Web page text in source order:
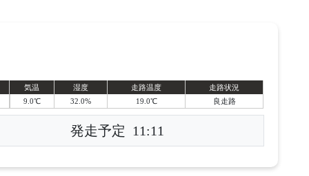
気温 湿度 走路温度
走路状況
9.0℃
32.0% 19.0℃ 良走路
発走予定 11:11